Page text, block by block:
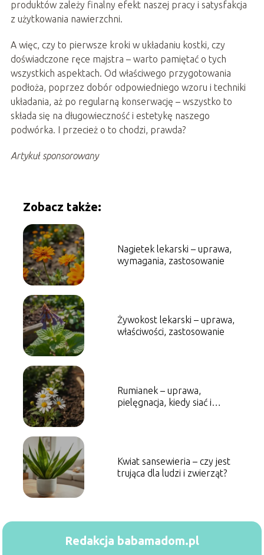
produktów zależy finalny efekt naszej pracy i satysfakcja
z użytkowania nawierzchni.
A więc, czy to pierwsze kroki w układaniu kostki, czy
doświadczone ręce majstra – warto pamiętać o tych
wszystkich aspektach. Od właściwego przygotowania
podłoża, poprzez dobór odpowiedniego wzoru i techniki
układania, aż po regularną konserwację – wszystko to
składa się na długowieczność i estetykę naszego
podwórka. I przecież o to chodzi, prawda?
Artykuł sponsorowany
Zobacz także:
Nagietek lekarski – uprawa,
wymagania, zastosowanie
Żywokost lekarski – uprawa,
właściwości, zastosowanie
Rumianek – uprawa,
pielęgnacja, kiedy siać i
Kwiat sansewieria – czy jest
trująca dla ludzi i zwierząt?
Redakcja babamadom.pl